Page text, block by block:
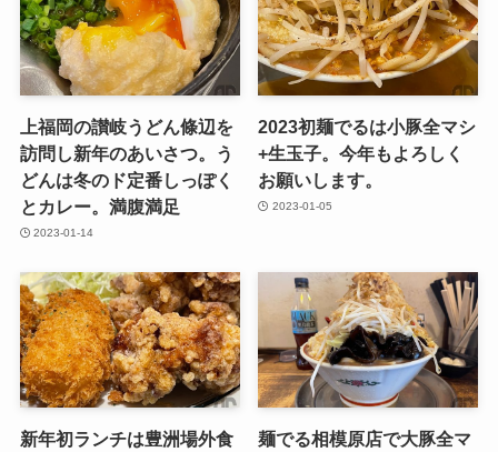
上福岡の讃岐うどん條辺を
訪問し新年のあいさつ。う
どんは冬のド定番しっぽく
とカレー。満腹満足
2023-01-14
2023初麺でるは小豚全マシ
+生玉子。今年もよろしく
お願いします。
2023-01-05
新年初ランチは豊洲場外食
麺でる相模原店で大豚全マ